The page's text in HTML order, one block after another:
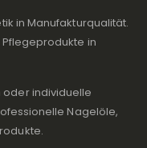
in Manufakturqualität.
in
oder individuelle
Nagelöle,